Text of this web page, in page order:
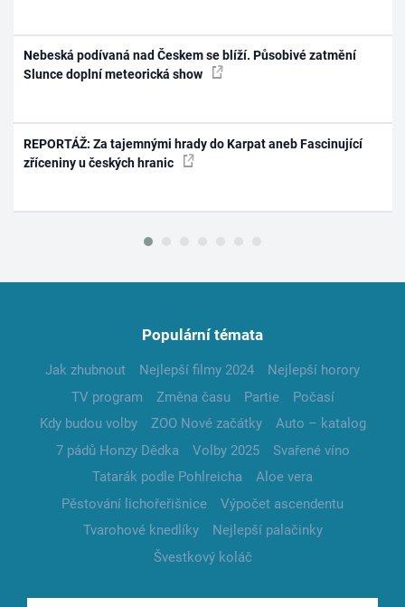
Nebeská podívaná nad Českem se blíží. Působivé zatmění
Slunce doplní meteorická show
REPORTÁŽ: Za tajemnými hrady do Karpat aneb Fascinující
zříceniny u českých hranic
Populární témata
Jak zhubnout Nejlepší filmy 2024
Nejlepší horory
TV program
Změna času Partie
Počasí
Kdy budou volby
ZOO Nové začátky
Auto – katalog
7 pádů Honzy Dědka
Volby 2025
Svařené víno
Tatarák podle Pohlreicha
Aloe vera
Pěstování lichořeřišnice
Výpočet ascendentu
Tvarohové knedlíky
Nejlepší palačinky
Švestkový koláč